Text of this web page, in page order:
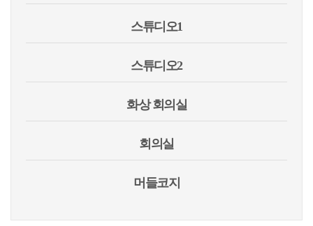
스튜디오1
스튜디오2
화상 회의실
회의실
머들코지